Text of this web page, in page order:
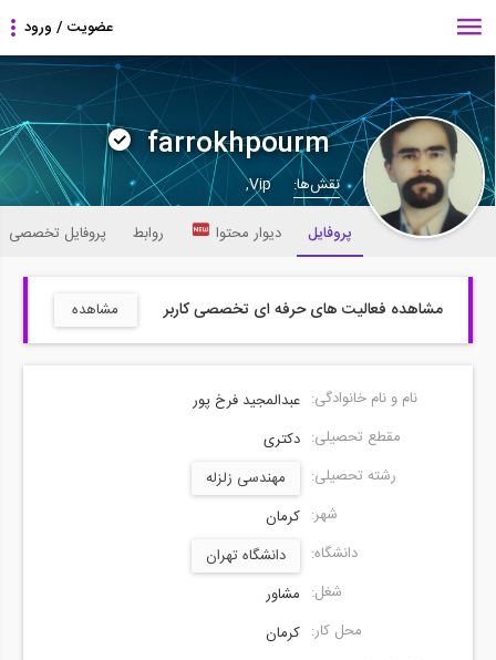
farrokhpourm
نقش‌ها:
Vip,
پروفایل
دیوار محتوا روابط پروفایل تخصصی
مشاهده فعالیت های حرفه ای تخصصی کاربر مشاهده
نام و نام خانوادگی: عبدالمجید فرخ پور
مقطع تحصیلی: دکتری
رشته تحصیلی:
مهندسی زلزله
شهر: کرمان
دانشگاه:
دانشگاه تهران
شغل: مشاور
محل کار: کرمان